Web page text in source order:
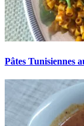
Pâtes Tunisiennes